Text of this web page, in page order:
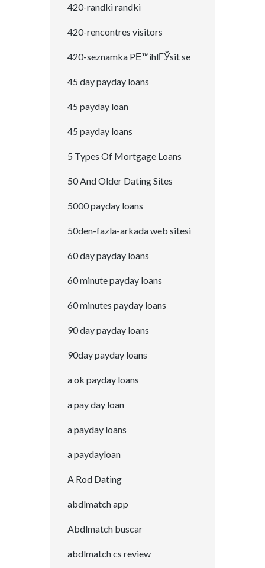
420-randki randki
420-rencontres visitors
420-seznamka PЕ™ihlГЎsit se
45 day payday loans
45 payday loan
45 payday loans
5 Types Of Mortgage Loans
50 And Older Dating Sites
5000 payday loans
50den-fazla-arkada web sitesi
60 day payday loans
60 minute payday loans
60 minutes payday loans
90 day payday loans
90day payday loans
a ok payday loans
a pay day loan
a payday loans
a paydayloan
A Rod Dating
abdlmatch app
Abdlmatch buscar
abdlmatch cs review